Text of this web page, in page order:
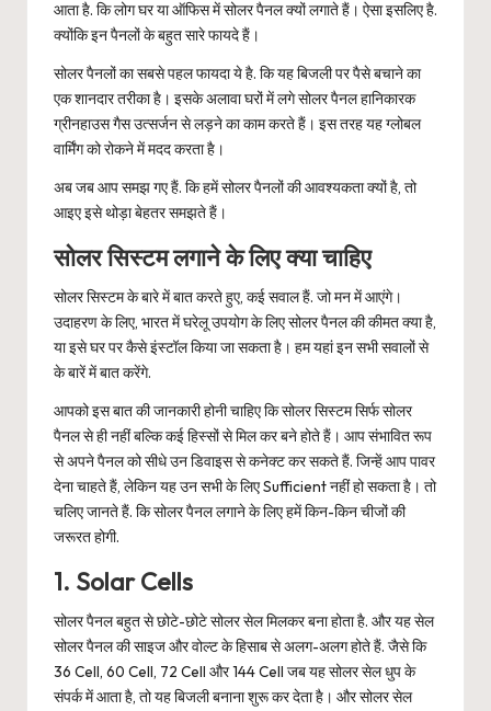
आता है. कि लोग घर या ऑफिस में सोलर पैनल क्यों लगाते हैं। ऐसा इसलिए है.
क्योंकि इन पैनलों के बहुत सारे फायदे हैं।
सोलर पैनलों का सबसे पहल फायदा ये है. कि यह बिजली पर पैसे बचाने का
एक शानदार तरीका है। इसके अलावा घरों में लगे सोलर पैनल हानिकारक
ग्रीनहाउस गैस उत्सर्जन से लड़ने का काम करते हैं। इस तरह यह ग्लोबल
वार्मिंग को रोकने में मदद करता है।
अब जब आप समझ गए हैं. कि हमें सोलर पैनलों की आवश्यकता क्यों है, तो
आइए इसे थोड़ा बेहतर समझते हैं।
सोलर सिस्टम लगाने के लिए क्या चाहिए
सोलर सिस्टम के बारे में बात करते हुए, कई सवाल हैं. जो मन में आएंगे।
उदाहरण के लिए, भारत में घरेलू उपयोग के लिए सोलर पैनल की कीमत क्या है,
या इसे घर पर कैसे इंस्टॉल किया जा सकता है। हम यहां इन सभी सवालों से
के बारें में बात करेंगे.
आपको इस बात की जानकारी होनी चाहिए कि सोलर सिस्टम सिर्फ सोलर
पैनल से ही नहीं बल्कि कई हिस्सों से मिल कर बने होते हैं। आप संभावित रूप
से अपने पैनल को सीधे उन डिवाइस से कनेक्ट कर सकते हैं. जिन्हें आप पावर
देना चाहते हैं, लेकिन यह उन सभी के लिए Sufficient नहीं हो सकता है। तो
चलिए जानते हैं. कि सोलर पैनल लगाने के लिए हमें किन-किन चीजों की
जरूरत होगी.
1. Solar Cells
सोलर पैनल बहुत से छोटे-छोटे सोलर सेल मिलकर बना होता है. और यह सेल
सोलर पैनल की साइज और वोल्ट के हिसाब से अलग-अलग होते हैं. जैसे कि
36 Cell, 60 Cell, 72 Cell और 144 Cell जब यह सोलर सेल धुप के
संपर्क में आता है, तो यह बिजली बनाना शुरू कर देता है। और सोलर सेल